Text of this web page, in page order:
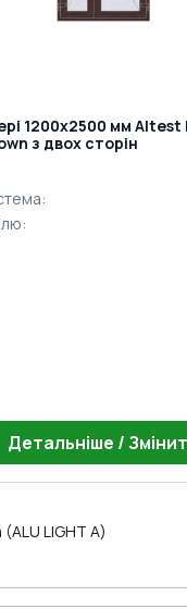
1200x2500 мм Altest
з двох сторін
:
:
Детальніше /
(ALU LIGHT A)